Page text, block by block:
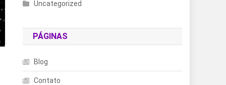
Uncategorized
PÁGINAS
Blog
Contato